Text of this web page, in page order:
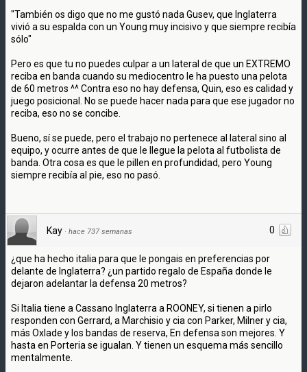
"También os digo que no me gustó nada Gusev, que Inglaterra
vivió a su espalda con un Young muy incisivo y que siempre recibía
sólo"
Pero es que tu no puedes culpar a un lateral de que un EXTREMO
reciba en banda cuando su mediocentro le ha puesto una pelota
de 60 metros ^^ Contra eso no hay defensa, Quin, eso es calidad y
juego posicional. No se puede hacer nada para que ese jugador no
reciba, eso no se concibe.
Bueno, sí se puede, pero el trabajo no pertenece al lateral sino al
equipo, y ocurre antes de que le llegue la pelota al futbolista de
banda. Otra cosa es que le pillen en profundidad, pero Young
siempre recibía al pie, eso no pasó.
0
Kay · hace 737 semanas
¿que ha hecho italia para que le pongais en preferencias por
delante de Inglaterra? ¿un partido regalo de España donde le
dejaron adelantar la defensa 20 metros?
Si Italia tiene a Cassano Inglaterra a ROONEY, si tienen a pirlo
responden con Gerrard, a Marchisio y cia con Parker, Milner y cia,
más Oxlade y los bandas de reserva, En defensa son mejores. Y
hasta en Porteria se igualan. Y tienen un esquema más sencillo
mentalmente.